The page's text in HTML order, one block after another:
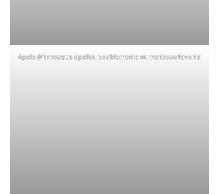
Apolo (Parnassius apollo), posiblemente mi mariposa favorita